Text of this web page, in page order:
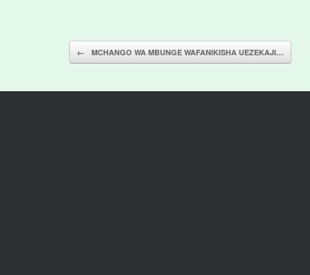
Post navigation
← MCHANGO WA MBUNGE WAFANIKISHA UEZEKAJI…